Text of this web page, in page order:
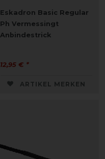
Eskadron Basic Regular
Ph Vermessingt
Anbindestrick
12,95 € *
ARTIKEL MERKEN